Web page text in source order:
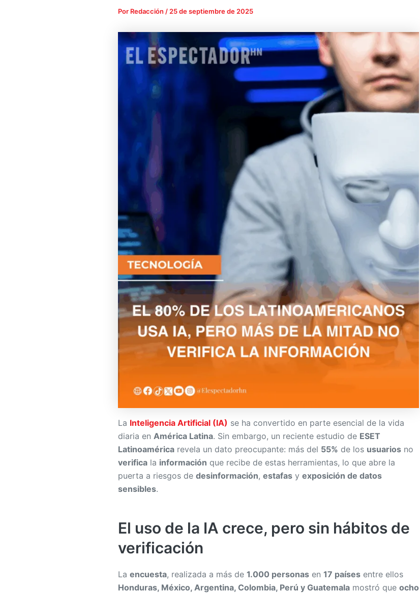
Por Redacción / 25 de septiembre de 2025
La Inteligencia Artificial (IA) se ha convertido en parte esencial de la vida
diaria en América Latina. Sin embargo, un reciente estudio de ESET
Latinoamérica revela un dato preocupante: más del 55% de los usuarios no
verifica la información que recibe de estas herramientas, lo que abre la
puerta a riesgos de desinformación, estafas y exposición de datos
sensibles.
El uso de la IA crece, pero sin hábitos de
verificación
La encuesta, realizada a más de 1.000 personas en 17 países entre ellos
Honduras, México, Argentina, Colombia, Perú y Guatemala mostró que ocho